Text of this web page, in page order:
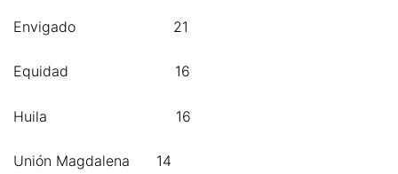
Envigado 21
Equidad 16
Huila 16
Unión Magdalena 14